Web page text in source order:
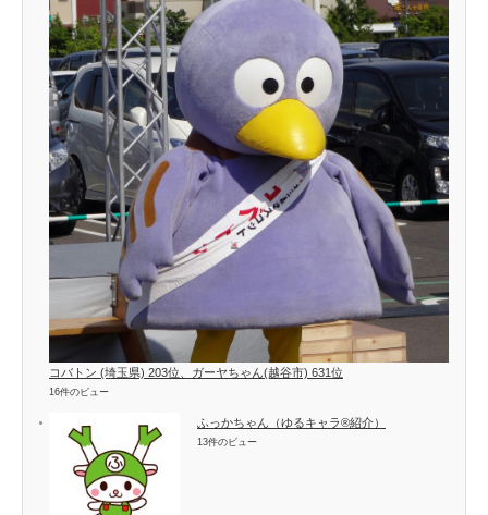
コバトン (埼玉県) 203位、ガーヤちゃん(越谷市) 631位
16件のビュー
ふっかちゃん（ゆるキャラ®紹介）
13件のビュー